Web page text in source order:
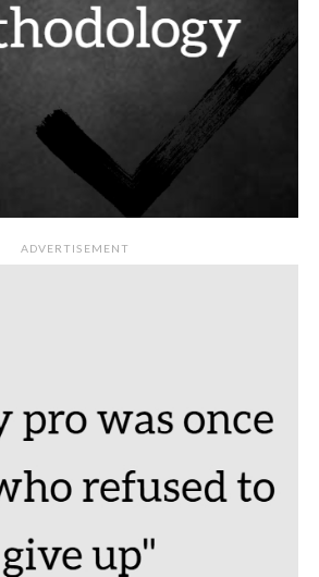
ADVERTISEMENT